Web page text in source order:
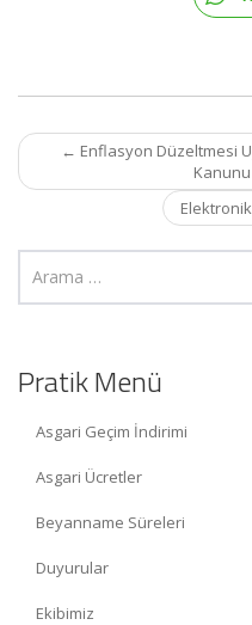
Post
navigation
← Enflasyon Düzeltmesi
Pratik Menü
Asgari Geçim İndirimi
Asgari Ücretler
Beyanname Süreleri
Duyurular
Ekibimiz